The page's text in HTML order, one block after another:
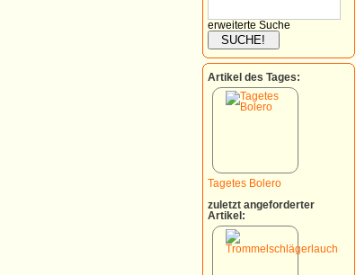
erweiterte Suche
Artikel des Tages:
Tagetes Bolero
zuletzt angeforderter
Artikel: